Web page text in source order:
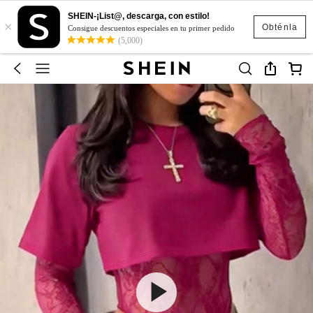
Obténla
×
SHEIN-¡List@, descarga, con estilo!
Consigue descuentos especiales en tu primer pedido
(5,000)